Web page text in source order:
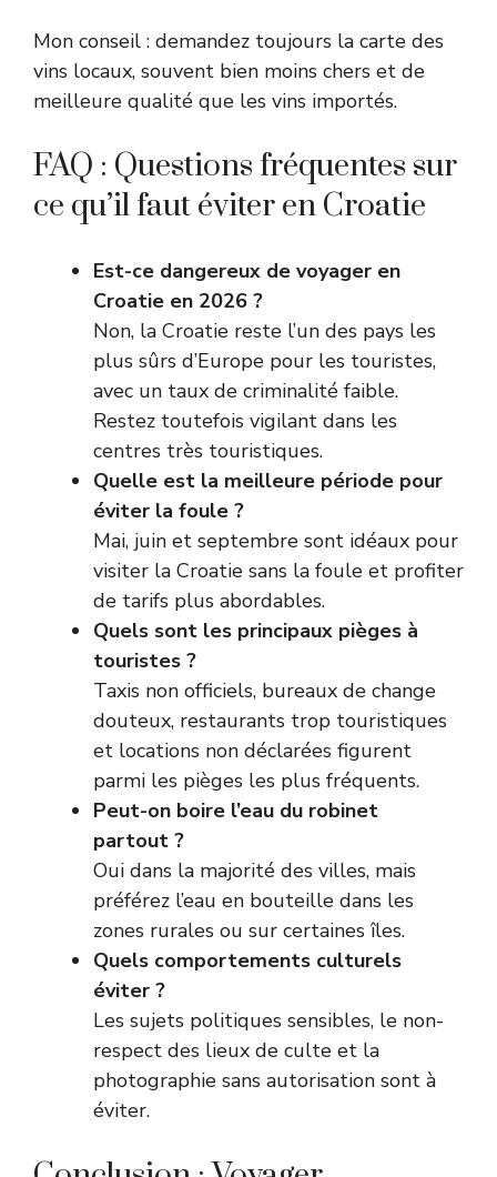
Mon conseil : demandez toujours la carte des
vins locaux, souvent bien moins chers et de
meilleure qualité que les vins importés.
FAQ : Questions fréquentes sur
ce qu’il faut éviter en Croatie
Est-ce dangereux de voyager en
Croatie en 2026 ?
Non, la Croatie reste l’un des pays les
plus sûrs d’Europe pour les touristes,
avec un taux de criminalité faible.
Restez toutefois vigilant dans les
centres très touristiques.
Quelle est la meilleure période pour
éviter la foule ?
Mai, juin et septembre sont idéaux pour
visiter la Croatie sans la foule et profiter
de tarifs plus abordables.
Quels sont les principaux pièges à
touristes ?
Taxis non officiels, bureaux de change
douteux, restaurants trop touristiques
et locations non déclarées figurent
parmi les pièges les plus fréquents.
Peut-on boire l’eau du robinet
partout ?
Oui dans la majorité des villes, mais
préférez l’eau en bouteille dans les
zones rurales ou sur certaines îles.
Quels comportements culturels
éviter ?
Les sujets politiques sensibles, le non-
respect des lieux de culte et la
photographie sans autorisation sont à
éviter.